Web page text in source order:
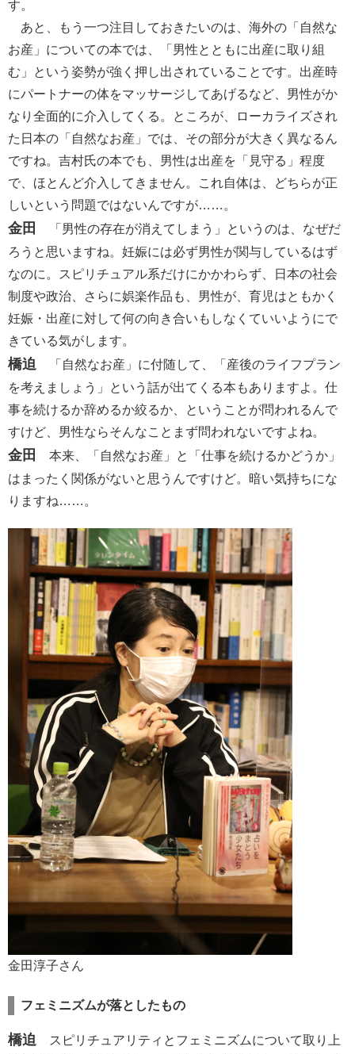
す。
あと、もう一つ注目しておきたいのは、海外の「自然な
お産」についての本では、「男性とともに出産に取り組
む」という姿勢が強く押し出されていることです。出産時
にパートナーの体をマッサージしてあげるなど、男性がか
なり全面的に介入してくる。ところが、ローカライズされ
た日本の「自然なお産」では、その部分が大きく異なるん
ですね。吉村氏の本でも、男性は出産を「見守る」程度
で、ほとんど介入してきません。これ自体は、どちらが正
しいという問題ではないんですが……。
金田
「男性の存在が消えてしまう」というのは、なぜだ
ろうと思いますね。妊娠には必ず男性が関与しているはず
なのに。スピリチュアル系だけにかかわらず、日本の社会
制度や政治、さらに娯楽作品も、男性が、育児はともかく
妊娠・出産に対して何の向き合いもしなくていいようにで
きている気がします。
橋迫 「自然なお産」に付随して、「産後のライフプラン
を考えましょう」という話が出てくる本もありますよ。仕
事を続けるか辞めるか絞るか、ということが問われるんで
すけど、男性ならそんなことまず問われないですよね。
金田
本来、「自然なお産」と「仕事を続けるかどうか」
はまったく関係がないと思うんですけど。暗い気持ちにな
りますね……。
金田淳子さん
フェミニズムが落としたもの
橋迫 スピリチュアリティとフェミニズムについて取り上